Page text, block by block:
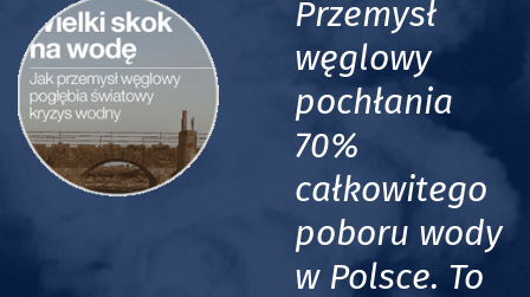
Przemysł
węglowy
pochłania
70%
całkowitego
poboru wody
w Polsce. To